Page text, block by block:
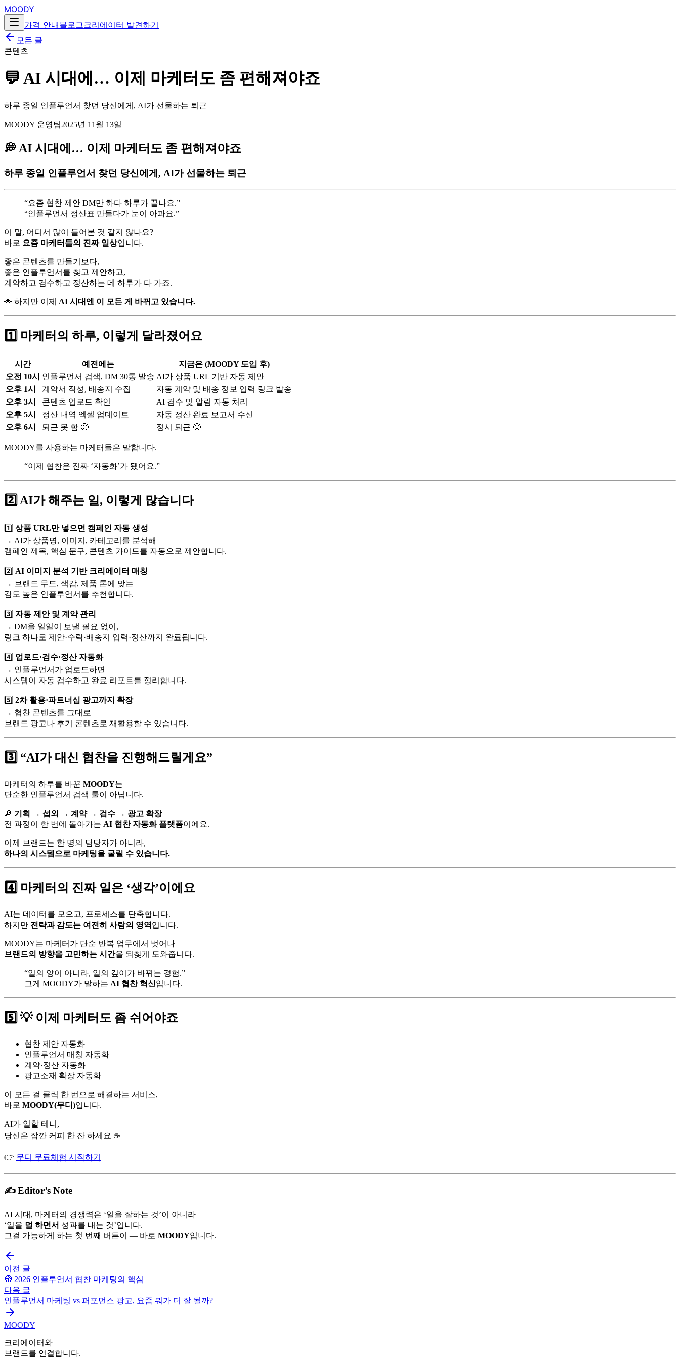
MOODY
가격 안내블로그크리에이터 발견하기
모든 글
콘텐츠
💬 AI 시대에… 이제 마케터도 좀 편해져야죠
하루 종일 인플루언서 찾던 당신에게, AI가 선물하는 퇴근
MOODY 운영팀2025년 11월 13일
💭 AI 시대에… 이제 마케터도 좀 편해져야죠
하루 종일 인플루언서 찾던 당신에게, AI가 선물하는 퇴근
“요즘 협찬 제안 DM만 하다 하루가 끝나요.”
“인플루언서 정산표 만들다가 눈이 아파요.”
이 말, 어디서 많이 들어본 것 같지 않나요?
바로 요즘 마케터들의 진짜 일상입니다.
좋은 콘텐츠를 만들기보다,
좋은 인플루언서를 찾고 제안하고,
계약하고 검수하고 정산하는 데 하루가 다 가죠.
🌟 하지만 이제 AI 시대엔 이 모든 게 바뀌고 있습니다.
1️⃣ 마케터의 하루, 이렇게 달라졌어요
시간 예전에는
지금은 (MOODY 도입 후)
오전 10시
인플루언서 검색, DM 30통 발송 AI가 상품 URL 기반 자동 제안
오후 1시
계약서 작성, 배송지 수집
자동 계약 및 배송 정보 입력 링크 발송
오후 3시
콘텐츠 업로드 확인
AI 검수 및 알림 자동 처리
오후 5시
정산 내역 엑셀 업데이트
자동 정산 완료 보고서 수신
오후 6시
퇴근 못 함 🙁 정시 퇴근 🙂
MOODY를 사용하는 마케터들은 말합니다.
“이제 협찬은 진짜 ‘자동화’가 됐어요.”
2️⃣ AI가 해주는 일, 이렇게 많습니다
1️⃣ 상품 URL만 넣으면 캠페인 자동 생성
→ AI가 상품명, 이미지, 카테고리를 분석해
캠페인 제목, 핵심 문구, 콘텐츠 가이드를 자동으로 제안합니다.
2️⃣ AI 이미지 분석 기반 크리에이터 매칭
→ 브랜드 무드, 색감, 제품 톤에 맞는
감도 높은 인플루언서를 추천합니다.
3️⃣ 자동 제안 및 계약 관리
→ DM을 일일이 보낼 필요 없이,
링크 하나로 제안·수락·배송지 입력·정산까지 완료됩니다.
4️⃣ 업로드·검수·정산 자동화
→ 인플루언서가 업로드하면
시스템이 자동 검수하고 완료 리포트를 정리합니다.
5️⃣ 2차 활용·파트너십 광고까지 확장
→ 협찬 콘텐츠를 그대로
브랜드 광고나 후기 콘텐츠로 재활용할 수 있습니다.
3️⃣ “AI가 대신 협찬을 진행해드릴게요”
마케터의 하루를 바꾼 MOODY는
단순한 인플루언서 검색 툴이 아닙니다.
🔎 기획 → 섭외 → 계약 → 검수 → 광고 확장
전 과정이 한 번에 돌아가는 AI 협찬 자동화 플랫폼이에요.
이제 브랜드는 한 명의 담당자가 아니라,
하나의 시스템으로 마케팅을 굴릴 수 있습니다.
4️⃣ 마케터의 진짜 일은 ‘생각’이에요
AI는 데이터를 모으고, 프로세스를 단축합니다.
하지만 전략과 감도는 여전히 사람의 영역입니다.
MOODY는 마케터가 단순 반복 업무에서 벗어나
브랜드의 방향을 고민하는 시간을 되찾게 도와줍니다.
“일의 양이 아니라, 일의 깊이가 바뀌는 경험.”
그게 MOODY가 말하는 AI 협찬 혁신입니다.
5️⃣ 💡 이제 마케터도 좀 쉬어야죠
협찬 제안 자동화
인플루언서 매칭 자동화
계약·정산 자동화
광고소재 확장 자동화
이 모든 걸 클릭 한 번으로 해결하는 서비스,
바로 MOODY(무디)입니다.
AI가 일할 테니,
당신은 잠깐 커피 한 잔 하세요 ☕
👉 무디 무료체험 시작하기
✍️ Editor’s Note
AI 시대, 마케터의 경쟁력은 ‘일을 잘하는 것’이 아니라
‘일을 덜 하면서 성과를 내는 것’입니다.
그걸 가능하게 하는 첫 번째 버튼이 — 바로 MOODY입니다.
이전 글
🧭 2026 인플루언서 협찬 마케팅의 핵심
다음 글
인플루언서 마케팅 vs 퍼포먼스 광고, 요즘 뭐가 더 잘 될까?
MOODY
크리에이터와
브랜드를 연결합니다.